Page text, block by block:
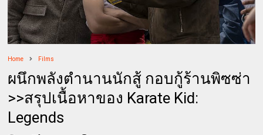
Home Films
ผนึกพลังตำนานนักสู้ กอบกู้ร้านพิซซ่า
>>สรุปเนื้อหาของ Karate Kid:
Legends